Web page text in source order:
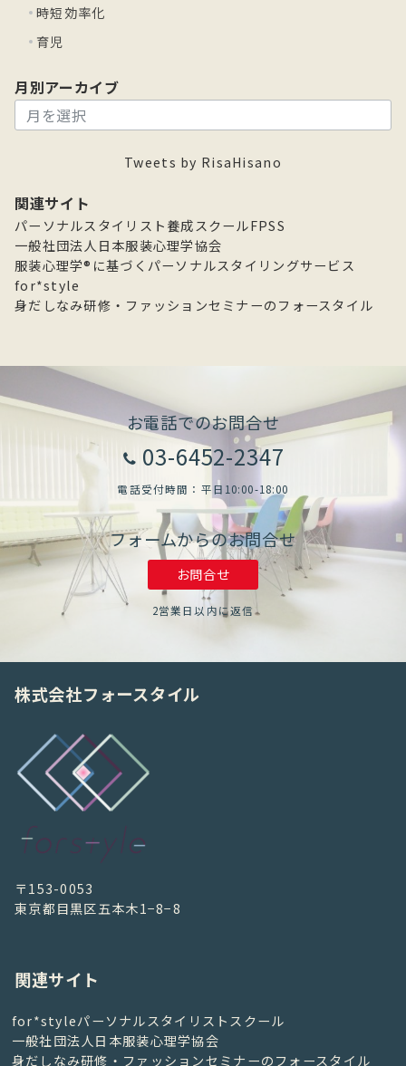
時短効率化
育児
月別アーカイブ
別
イ
ブ
Tweets by RisaHisano
関連サイト
パーソナルスタイリスト養成スクールFPSS
一般社団法人日本服装心理学協会
服装心理学®に基づくパーソナルスタイリングサービス
for*style
身だしなみ研修・ファッションセミナーのフォースタイル
お電話でのお問合せ
03-6452-2347
電話受付時間：平日10:00-18:00
フォームからのお問合せ
お問合せ
2営業日以内に返信
株式会社フォースタイル
〒153-0053
東京都目黒区五本木1−8−8
関連サイト
for*styleパーソナルスタイリストスクール
一般社団法人日本服装心理学協会
身だしなみ研修・ファッションセミナーのフォースタイル